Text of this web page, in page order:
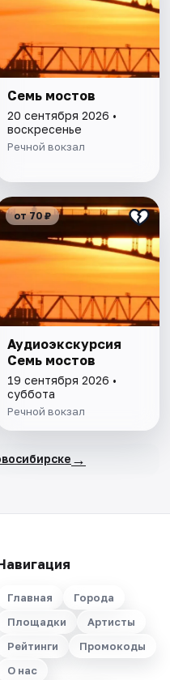
Семь мостов
20 сентября 2026 •
воскресенье
Речной вокзал
от 70 ₽
Аудиоэкскурсия
Семь мостов
19 сентября 2026 •
суббота
Речной вокзал
→
Главная
Города
Площадки
Артисты
Рейтинги
Промокоды
О нас